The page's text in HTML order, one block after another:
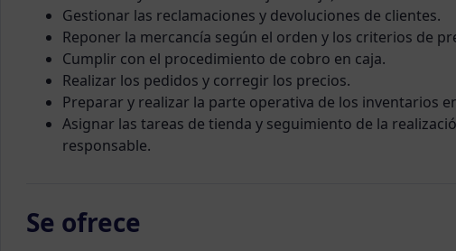
Gestionar las reclamaciones y devoluciones de clientes.
Reponer la mercancía según el orden y los criterios de
Cumplir con el procedimiento de cobro en caja.
Realizar los pedidos y corregir los precios.
Preparar y realizar la parte operativa de los inventarios
Asignar las tareas de tienda y seguimiento de la
responsable.
Se ofrece